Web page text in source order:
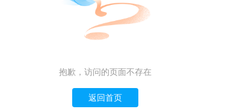
抱歉，访问的页面不存在
返回首页